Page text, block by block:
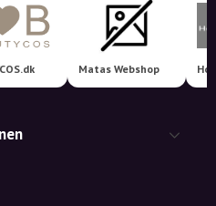
Matas Webshop